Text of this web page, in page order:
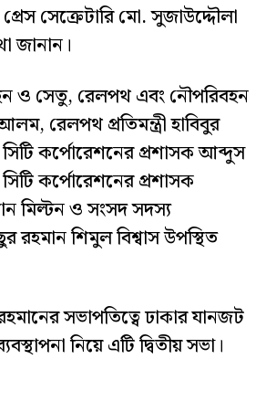
প্রেস সেক্রেটারি মো. সুজাউদ্দৌলা
জানান।
ও সেতু, রেলপথ এবং নৌপরিবহন
রেলপথ প্রতিমন্ত্রী হাবিবুর
কর্পোরেশনের প্রশাসক আব্দুস
কর্পোরেশনের প্রশাসক
মিল্টন ও সংসদ সদস্য
রহমান শিমুল বিশ্বাস উপস্থিত
রহমানের সভাপতিত্বে ঢাকার যানজট
নিয়ে এটি দ্বিতীয় সভা।